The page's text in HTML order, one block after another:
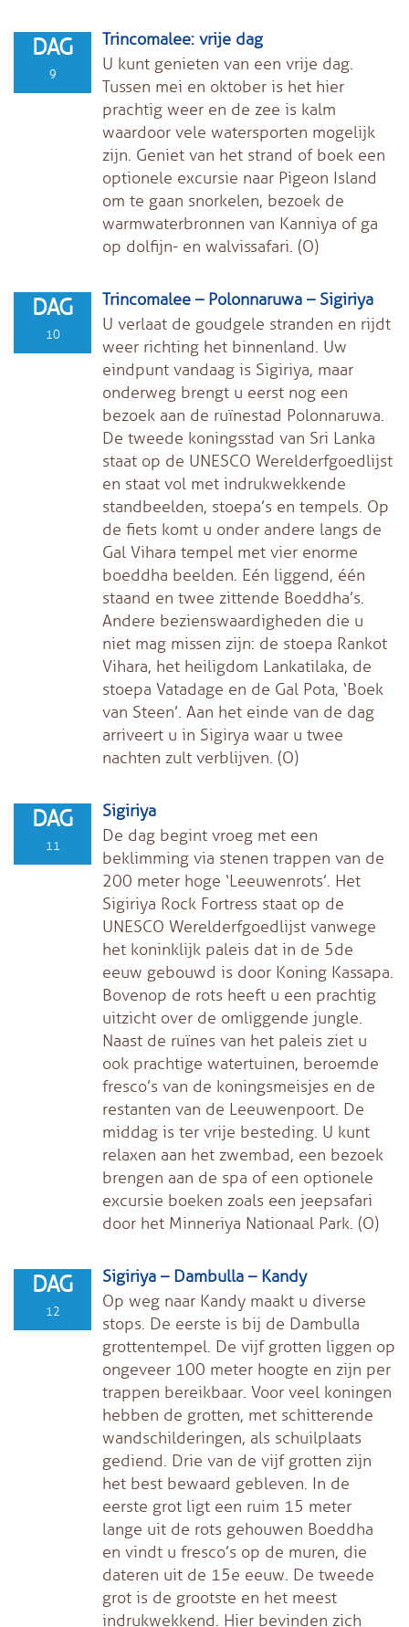
DAG
9
Trincomalee: vrije dag
U kunt genieten van een vrije dag.
Tussen mei en oktober is het hier
prachtig weer en de zee is kalm
waardoor vele watersporten mogelijk
zijn. Geniet van het strand of boek een
optionele excursie naar Pigeon Island
om te gaan snorkelen, bezoek de
warmwaterbronnen van Kanniya of ga
op dolfijn- en walvissafari. (O)
DAG
10
Trincomalee – Polonnaruwa – Sigiriya
U verlaat de goudgele stranden en rijdt
weer richting het binnenland. Uw
eindpunt vandaag is Sigiriya, maar
onderweg brengt u eerst nog een
bezoek aan de ruïnestad Polonnaruwa.
De tweede koningsstad van Sri Lanka
staat op de UNESCO Werelderfgoedlijst
en staat vol met indrukwekkende
standbeelden, stoepa’s en tempels. Op
de fiets komt u onder andere langs de
Gal Vihara tempel met vier enorme
boeddha beelden. Eén liggend, één
staand en twee zittende Boeddha’s.
Andere bezienswaardigheden die u
niet mag missen zijn: de stoepa Rankot
Vihara, het heiligdom Lankatilaka, de
stoepa Vatadage en de Gal Pota, ‘Boek
van Steen’. Aan het einde van de dag
arriveert u in Sigirya waar u twee
nachten zult verblijven. (O)
DAG
11
Sigiriya
De dag begint vroeg met een
beklimming via stenen trappen van de
200 meter hoge ‘Leeuwenrots’. Het
Sigiriya Rock Fortress staat op de
UNESCO Werelderfgoedlijst vanwege
het koninklijk paleis dat in de 5de
eeuw gebouwd is door Koning Kassapa.
Bovenop de rots heeft u een prachtig
uitzicht over de omliggende jungle.
Naast de ruïnes van het paleis ziet u
ook prachtige watertuinen, beroemde
fresco’s van de koningsmeisjes en de
restanten van de Leeuwenpoort. De
middag is ter vrije besteding. U kunt
relaxen aan het zwembad, een bezoek
brengen aan de spa of een optionele
excursie boeken zoals een jeepsafari
door het Minneriya Nationaal Park. (O)
DAG
12
Sigiriya – Dambulla – Kandy
Op weg naar Kandy maakt u diverse
stops. De eerste is bij de Dambulla
grottentempel. De vijf grotten liggen op
ongeveer 100 meter hoogte en zijn per
trappen bereikbaar. Voor veel koningen
hebben de grotten, met schitterende
wandschilderingen, als schuilplaats
gediend. Drie van de vijf grotten zijn
het best bewaard gebleven. In de
eerste grot ligt een ruim 15 meter
lange uit de rots gehouwen Boeddha
en vindt u fresco’s op de muren, die
dateren uit de 15e eeuw. De tweede
grot is de grootste en het meest
indrukwekkend. Hier bevinden zich